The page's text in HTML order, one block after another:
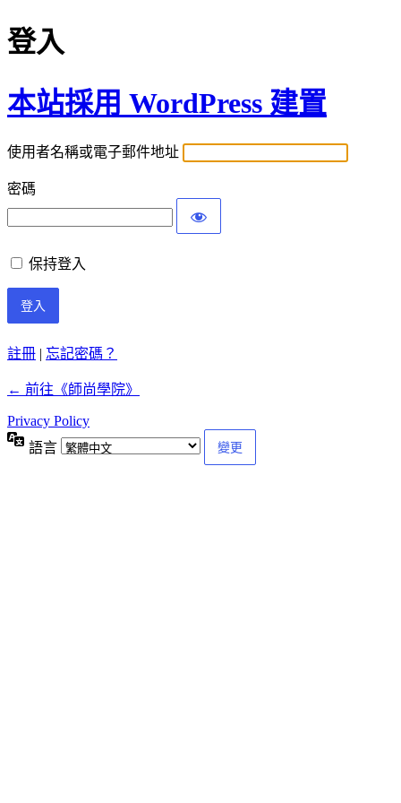
登入
本站採用 WordPress 建置
使用者名稱或電子郵件地址
密碼
保持登入
註冊 | 忘記密碼？
← 前往《師尚學院》
Privacy Policy
語言